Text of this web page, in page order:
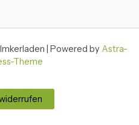
| Powered by Astra-
Theme